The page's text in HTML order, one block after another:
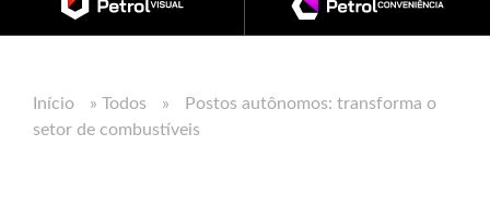
Início » Todos »
Postos autônomos: transforma o
setor de combustíveis